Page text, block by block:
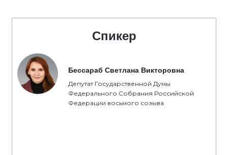
Спикер
Бессараб Светлана Викторовна
Депутат Государственной Думы
Федерального Собрания Российской
Федерации восьмого созыва